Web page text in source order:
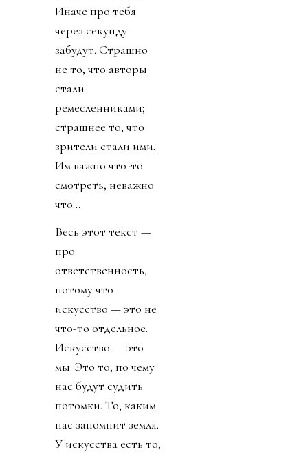
Иначе про тебя
через секунду
забудут. Страшно
не то, что авторы
стали
ремесленниками;
страшнее то, что
зрители стали ими.
Им важно что-то
смотреть, неважно
что...
Весь этот текст —
про
ответственность,
потому что
искусство — это не
что-то отдельное.
Искусство — это
мы. Это то, по чему
нас будут судить
потомки. То, каким
нас запомнит земля.
У искусства есть то,